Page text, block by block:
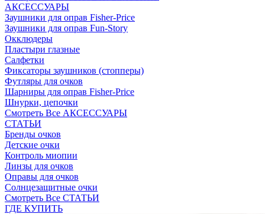
АКСЕССУАРЫ
Заушники для оправ Fisher-Price
Заушники для оправ Fun-Story
Окклюдеры
Пластыри глазные
Салфетки
Фиксаторы заушников (стопперы)
Футляры для очков
Шарниры для оправ Fisher-Price
Шнурки, цепочки
Смотреть Все АКСЕССУАРЫ
СТАТЬИ
Бренды очков
Детские очки
Контроль миопии
Линзы для очков
Оправы для очков
Солнцезащитные очки
Смотреть Все СТАТЬИ
ГДЕ КУПИТЬ